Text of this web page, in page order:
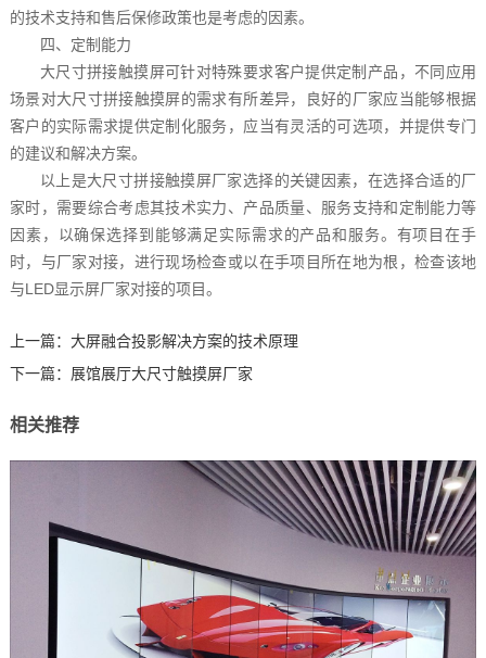
的技术支持和售后保修政策也是考虑的因素。
四、定制能力
大尺寸拼接触摸屏可针对特殊要求客户提供定制产品，不同应用
场景对大尺寸拼接触摸屏的需求有所差异，良好的厂家应当能够根据
客户的实际需求提供定制化服务，应当有灵活的可选项，并提供专门
的建议和解决方案。
以上是大尺寸拼接触摸屏厂家选择的关键因素，在选择合适的厂
家时，需要综合考虑其技术实力、产品质量、服务支持和定制能力等
因素，以确保选择到能够满足实际需求的产品和服务。有项目在手
时，与厂家对接，进行现场检查或以在手项目所在地为根，检查该地
与LED显示屏厂家对接的项目。
上一篇： 大屏融合投影解决方案的技术原理
下一篇： 展馆展厅大尺寸触摸屏厂家
相关推荐